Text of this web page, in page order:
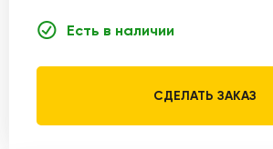
Есть в наличии
СДЕЛАТЬ ЗАКАЗ